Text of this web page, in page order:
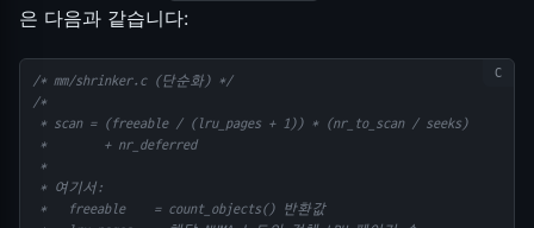
은 다음과 같습니다:
/* mm/shrinker.c (단순화) */
/*
* scan = (freeable / (lru_pages + 1)) * (nr_to_scan / seeks)
*        + nr_deferred
*
* 여기서:
*   freeable    = count_objects() 반환값